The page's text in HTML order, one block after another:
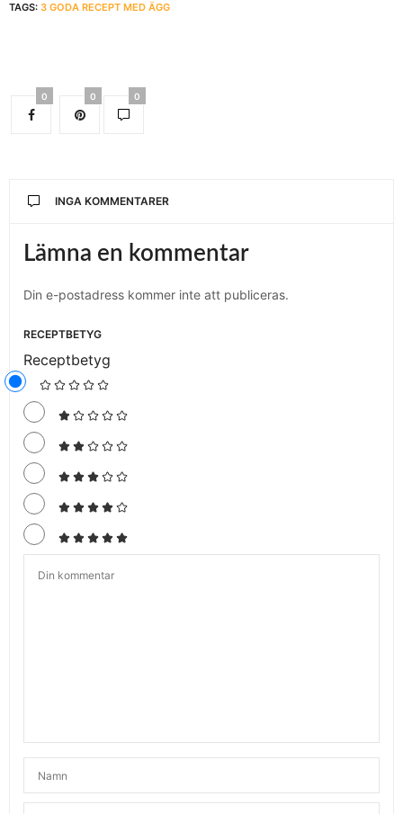
TAGS: 3 GODA RECEPT MED ÄGG
0 0 0
INGA KOMMENTARER
Lämna en kommentar
Din e-postadress kommer inte att publiceras.
RECEPTBETYG
Receptbetyg